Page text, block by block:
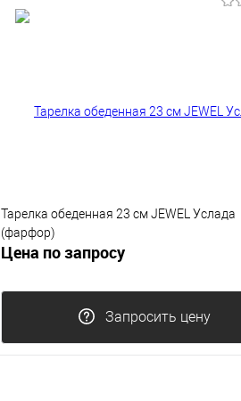
Тарелка обеденная 23 см JEWEL Услада
(фарфор)
Цена по запросу
Запросить цену